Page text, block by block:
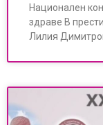
Национален
здраве В
Лилия